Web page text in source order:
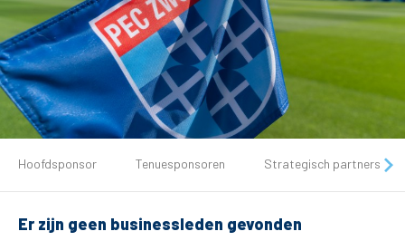
Tickets
Matchdays
Hoofdsponsor Tenuesponsoren Strategisch partners
Er zijn geen businessleden gevonden